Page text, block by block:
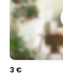
3 €